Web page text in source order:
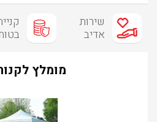
שירות
אדיב
מומלץ